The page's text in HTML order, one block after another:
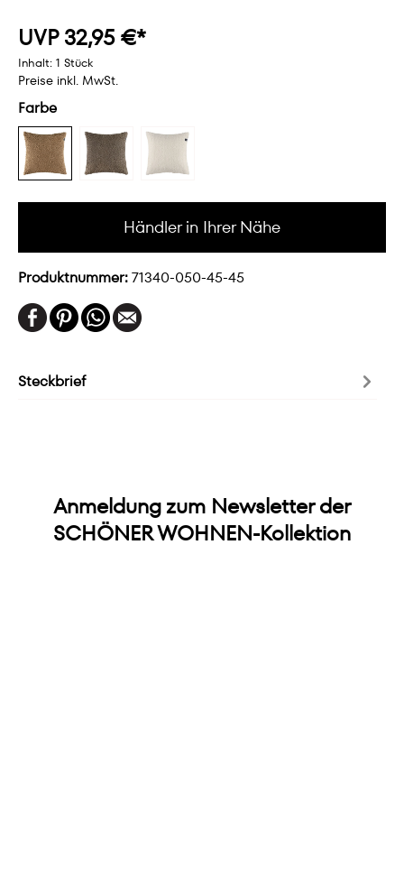
UVP 32,95 €*
Inhalt: 1 Stück
Preise inkl. MwSt.
Farbe
Händler in Ihrer Nähe
Produktnummer:71340-050-45-45
Steckbrief
Anmeldung zum Newsletter der
SCHÖNER WOHNEN-Kollektion